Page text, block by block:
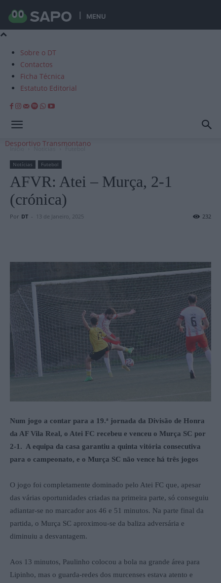
MENU
Sobre o DT
Contactos
Ficha Técnica
Estatuto Editorial
Desportivo Transmontano
Início Notícias Futebol
Notícias Futebol
AFVR: Atei – Murça, 2-1
(crónica)
Por DT - 13 de Janeiro, 2025 232
Num jogo a contar para a 19.ª jornada da Divisão de Honra
da AF Vila Real, o Atei FC recebeu e venceu o Murça SC por
2-1. A equipa da casa garantiu a quinta vitória consecutiva
para o campeonato, e o Murça SC não vence há três jogos
O jogo foi completamente dominado pelo Atei FC que, apesar
das várias oportunidades criadas na primeira parte, só conseguiu
adiantar-se no marcador aos 46 e 51 minutos. Na parte final da
partida, o Murça SC aproximou-se da baliza adversária e
diminuiu a desvantagem.
Aos 13 minutos, Paulinho colocou a bola na grande área para
Lipinho, mas o guarda-redes dos murcenses estava atento e